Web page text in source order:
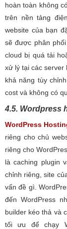
hoàn toàn không
trên nền tảng
website của bạn
sẽ được phân
cloud bị quá tải
xử lý tại các server
khả năng tùy
cost và không có
4.5. Wordpress
WordPress
riêng cho chủ
riêng cho
là caching plugin
chỉnh riêng, site
vấn đề gì.
đến WordPress
builder kéo thả và
tối ưu để chạy